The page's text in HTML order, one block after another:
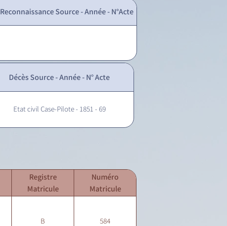
Reconnaissance Source - Année - N°Acte
Décès Source - Année - N° Acte
Etat civil Case-Pilote - 1851 - 69
Registre
Matricule
Numéro
Matricule
B 584